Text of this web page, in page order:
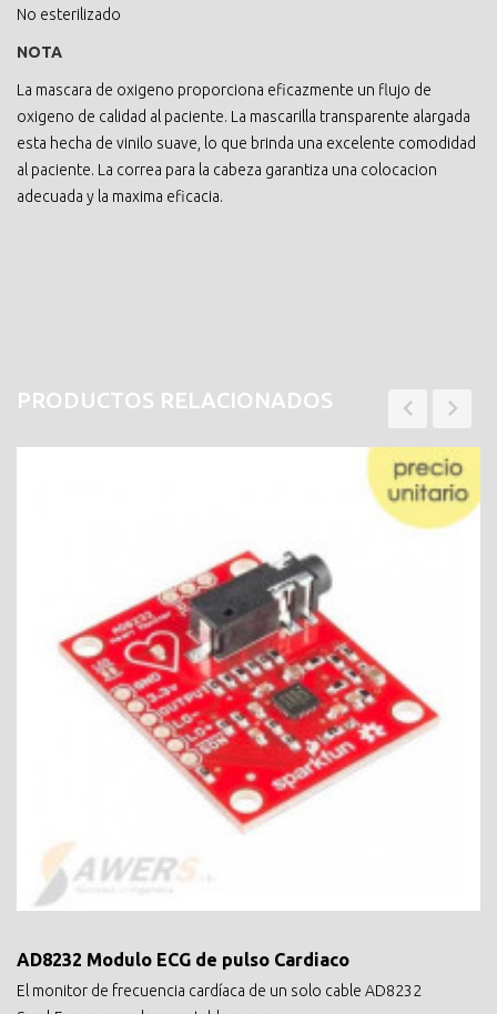
No esterilizado
NOTA
La mascara de oxigeno proporciona eficazmente un flujo de
oxigeno de calidad al paciente. La mascarilla transparente alargada
esta hecha de vinilo suave, lo que brinda una excelente comodidad
al paciente. La correa para la cabeza garantiza una colocacion
adecuada y la maxima eficacia.
PRODUCTOS RELACIONADOS
AD8232 Modulo ECG de pulso Cardiaco
El monitor de frecuencia cardíaca de un solo cable AD8232